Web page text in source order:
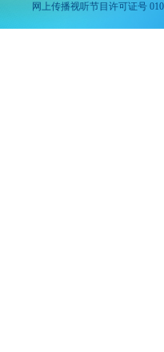
网上传播视听节目许可证号